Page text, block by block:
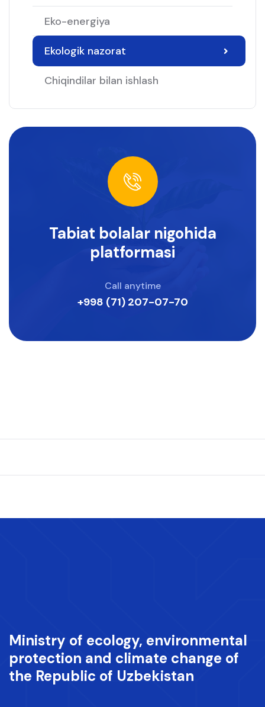
Eko-energiya
Ekologik nazorat
Chiqindilar bilan ishlash
Tabiat bolalar nigohida
platformasi
Call anytime
+998 (71) 207-07-70
Ministry of ecology, environmental
protection and climate change of
the Republic of Uzbekistan